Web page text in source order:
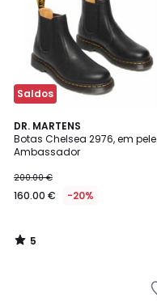
Saldos
DR. MARTENS
Botas Chelsea 2976, em pele
Ambassador
200.00 €
160.00 € -20%
5
/
5
5
/